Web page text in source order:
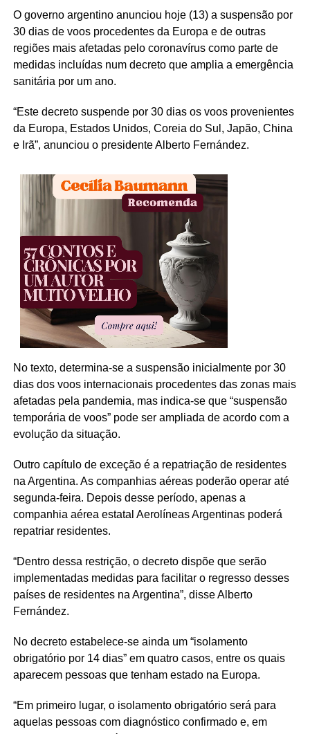
O governo argentino anunciou hoje (13) a suspensão por
30 dias de voos procedentes da Europa e de outras
regiões mais afetadas pelo coronavírus como parte de
medidas incluídas num decreto que amplia a emergência
sanitária por um ano.
“Este decreto suspende por 30 dias os voos provenientes
da Europa, Estados Unidos, Coreia do Sul, Japão, China
e Irã”, anunciou o presidente Alberto Fernández.
No texto, determina-se a suspensão inicialmente por 30
dias dos voos internacionais procedentes das zonas mais
afetadas pela pandemia, mas indica-se que “suspensão
temporária de voos” pode ser ampliada de acordo com a
evolução da situação.
Outro capítulo de exceção é a repatriação de residentes
na Argentina. As companhias aéreas poderão operar até
segunda-feira. Depois desse período, apenas a
companhia aérea estatal Aerolíneas Argentinas poderá
repatriar residentes.
“Dentro dessa restrição, o decreto dispõe que serão
implementadas medidas para facilitar o regresso desses
países de residentes na Argentina”, disse Alberto
Fernández.
No decreto estabelece-se ainda um “isolamento
obrigatório por 14 dias” em quatro casos, entre os quais
aparecem pessoas que tenham estado na Europa.
“Em primeiro lugar, o isolamento obrigatório será para
aquelas pessoas com diagnóstico confirmado e, em